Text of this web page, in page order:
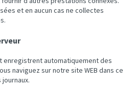
et en aucun cas ne collectes
enregistrent automatiquement des
naviguez sur notre site WEB dans ce